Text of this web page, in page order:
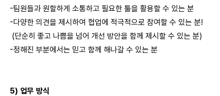
-팀원들과 원할하게 소통하고 필요한 툴을 활용할 수 있는 분
-다양한 의견을 제시하여 협업에 적극적으로 참여할 수 있는 분!
(단순히 좋고 나쁨을 넘어 개선 방안을 함께 제시할 수 있는 분)
-정해진 부분에서는 믿고 함께 해나갈 수 있는 분
5) 업무 방식